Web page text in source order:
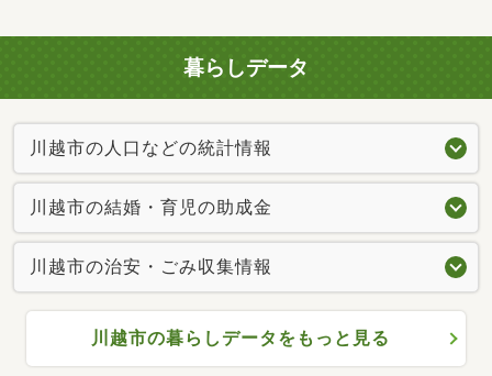
暮らしデータ
川越市の人口などの統計情報
川越市の結婚・育児の助成金
川越市の治安・ごみ収集情報
川越市の暮らしデータをもっと見る